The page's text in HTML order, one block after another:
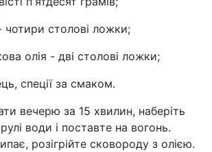
чотири столові ложки;
олія - дві столові ложки;
спеції за смаком.
вечерю за 15 хвилин, наберіть
води і поставте на вогонь.
розігрійте сковороду з олією.